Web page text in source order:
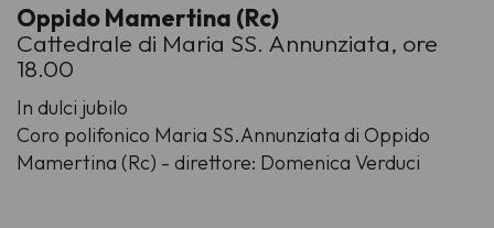
Oppido Mamertina (Rc)
Cattedrale di Maria SS. Annunziata, ore
18.00
In dulci jubilo
Coro polifonico Maria SS.Annunziata di Oppido
Mamertina (Rc) - direttore: Domenica Verduci